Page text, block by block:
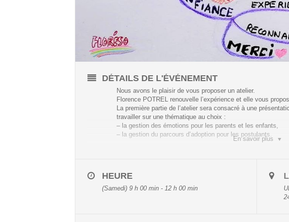
En savoir plus
DÉTAILS DE L'ÉVÉNEMENT
Nous avons le plaisir de vous proposer un atelier.
Florence POTREL renouvelle l’expérience et elle vous
La première partie de l’atelier sera consacré à une
travailler sur une thématique au choix :
– la gestion des émotions pour les parents et les enfants,
– la gestion du parcours d’adoption pour les postulants.
Afin de pouvoir permettre à chacun d’y participer,un seul
En attentant de la rencontrer, nous vous invitons à consulter
HEURE
(Samedi) 9 h 00 min - 12 h 00 min